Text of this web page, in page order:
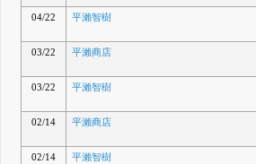
04/22
平瀨智樹
03/22
平瀨商店
03/22
平瀨智樹
02/14
平瀨商店
02/14
平瀨智樹